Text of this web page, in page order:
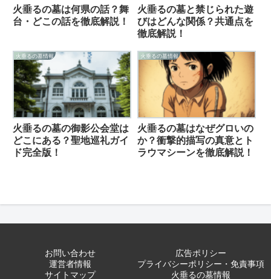
火垂るの墓は何県の話？舞
台・どこの話を徹底解説！
火垂るの墓と禁じられた遊
びはどんな関係？共通点を
徹底解説！
火垂るの墓情報
火垂るの墓の御影公会堂は
どこにある？聖地巡礼ガイ
ド完全版！
火垂るの墓情報
火垂るの墓はなぜグロいの
か？衝撃的描写の真意とト
ラウマシーンを徹底解説！
お問い合わせ
広告ポリシー
運営者情報
プライバシーポリシー・免責事項
サイトマップ
火垂るの墓情報